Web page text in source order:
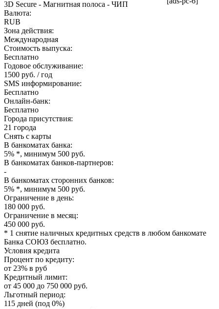
3D Secure - Магнитная полоса - ЧИП
Валюта:
RUB
Зона действия:
Международная
Стоимость выпуска:
Бесплатно
Годовое обслуживание:
1500 руб. / год
SMS информирование:
Бесплатно
Онлайн-банк:
Бесплатно
Города присутствия:
21 города
Снять с карты
В банкоматах банка:
5% *, минимум 500 руб.
В банкоматах банков-партнеров:
-
В банкоматах сторонних банков:
5% *, минимум 500 руб.
Ограничение в день:
180 000 руб.
Ограничение в месяц:
450 000 руб.
* 1 снятие наличных кредитных средств в любом банкомате
Банка СОЮЗ бесплатно.
Условия кредита
Процент по кредиту:
от 23% в руб
Кредитный лимит:
от 45 000 до 750 000 руб.
Льготный период:
115 дней (под 0%)